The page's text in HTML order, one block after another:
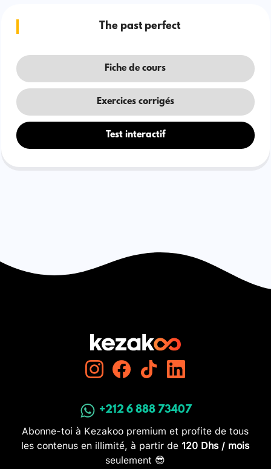
The past perfect
Fiche de cours
Exercices corrigés
Test interactif
+212 6 888 73407
Abonne-toi à Kezakoo premium et profite de tous
les contenus en illimité, à partir de 120 Dhs / mois
seulement 😎